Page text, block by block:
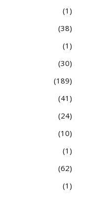
1
38
1
30
189
41
24
10
1
62
1